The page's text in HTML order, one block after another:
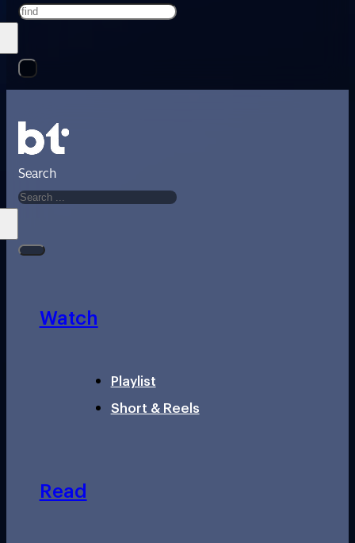
Search
Watch
Playlist
Short & Reels
Read